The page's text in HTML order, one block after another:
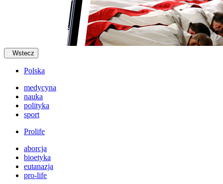
Wstecz
Polska
medycyna
nauka
polityka
sport
Prolife
aborcja
bioetyka
eutanazja
pro-life